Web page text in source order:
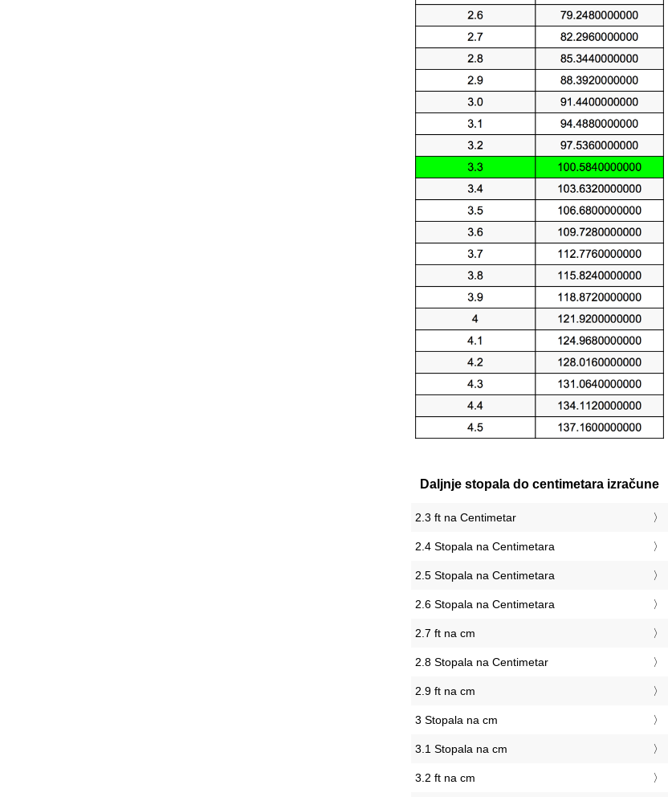
Daljnje stopala do centimetara izračune
2.3 ft na Centimetar
2.4 Stopala na Centimetara
2.5 Stopala na Centimetara
2.6 Stopala na Centimetara
2.7 ft na cm
2.8 Stopala na Centimetar
2.9 ft na cm
3 Stopala na cm
3.1 Stopala na cm
3.2 ft na cm